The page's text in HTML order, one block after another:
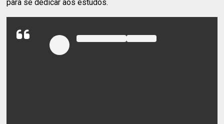
para se dedicar aos estudos.